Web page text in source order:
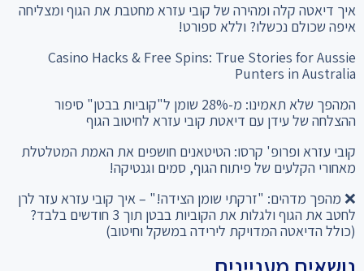
איך דיאטה קלה ומהירה של קובי עזרא מחטבת את הגוף ומצליחה
איפה שכולם נכשלו? וללא ספורט!
Casino Hacks & Free Spins: True Stories for Aussie
Punters in Australia
המהפך שלא תאמינו: מ-28% שומן ל"קוביות בבטן" סיפור
ההצלחה של עידן עם דיאטת קובי עזרא לחיטוב הגוף
קובי עזרא ופרופ' קרסו: הטיטאנים חושפים את האמת המטלטלת
מאחורי הקלעים של פיתוח הגוף, סמים וגנטיקה!
❌ מהפך מדהים: "זרקתי שומן הצידה!" – איך קובי עזרא עזר לרן
לחטב את הגוף ולגלות את הקוביות בבטן תוך 3 חודשים בלבד?
(כולל הדיאטה המדויקת לירידה במשקל וחיטוב)